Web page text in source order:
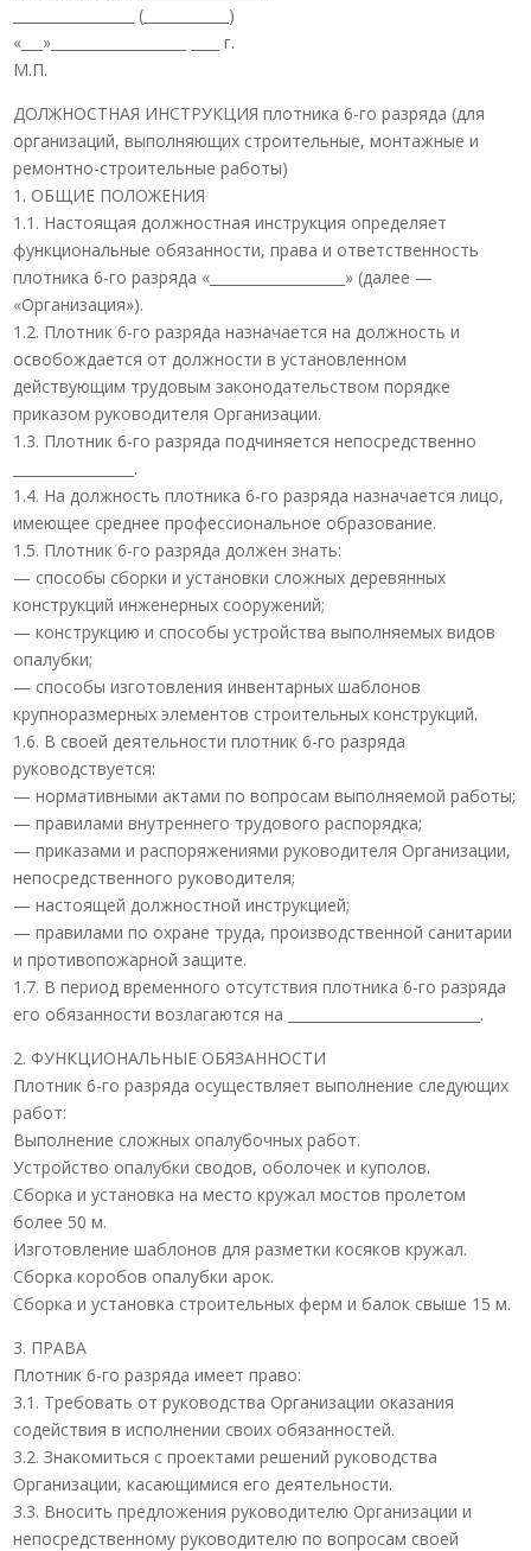
_________________ (____________)
«___»___________________ ____ г.
М.П.
ДОЛЖНОСТНАЯ ИНСТРУКЦИЯ плотника 6-го разряда (для
организаций, выполняющих строительные, монтажные и
ремонтно-строительные работы)
1. ОБЩИЕ ПОЛОЖЕНИЯ
1.1. Настоящая должностная инструкция определяет
функциональные обязанности, права и ответственность
плотника 6-го разряда «___________________» (далее —
«Организация»).
1.2. Плотник 6-го разряда назначается на должность и
освобождается от должности в установленном
действующим трудовым законодательством порядке
приказом руководителя Организации.
1.3. Плотник 6-го разряда подчиняется непосредственно
_________________.
1.4. На должность плотника 6-го разряда назначается лицо,
имеющее среднее профессиональное образование.
1.5. Плотник 6-го разряда должен знать:
— способы сборки и установки сложных деревянных
конструкций инженерных сооружений;
— конструкцию и способы устройства выполняемых видов
опалубки;
— способы изготовления инвентарных шаблонов
крупноразмерных элементов строительных конструкций.
1.6. В своей деятельности плотник 6-го разряда
руководствуется:
— нормативными актами по вопросам выполняемой работы;
— правилами внутреннего трудового распорядка;
— приказами и распоряжениями руководителя Организации,
непосредственного руководителя;
— настоящей должностной инструкцией;
— правилами по охране труда, производственной санитарии
и противопожарной защите.
1.7. В период временного отсутствия плотника 6-го разряда
его обязанности возлагаются на ___________________________.
2. ФУНКЦИОНАЛЬНЫЕ ОБЯЗАННОСТИ
Плотник 6-го разряда осуществляет выполнение следующих
работ:
Выполнение сложных опалубочных работ.
Устройство опалубки сводов, оболочек и куполов.
Сборка и установка на место кружал мостов пролетом
более 50 м.
Изготовление шаблонов для разметки косяков кружал.
Сборка коробов опалубки арок.
Сборка и установка строительных ферм и балок свыше 15 м.
3. ПРАВА
Плотник 6-го разряда имеет право:
3.1. Требовать от руководства Организации оказания
содействия в исполнении своих обязанностей.
3.2. Знакомиться с проектами решений руководства
Организации, касающимися его деятельности.
3.3. Вносить предложения руководителю Организации и
непосредственному руководителю по вопросам своей